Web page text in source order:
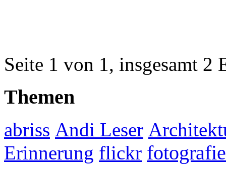
Seite 1 von 1, insgesamt 2
Themen
abriss Andi Leser
Erinnerung flickr fotografie